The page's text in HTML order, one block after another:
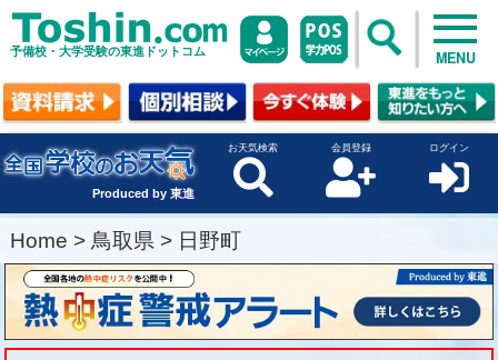
予備校・大学受験の東進ドットコム MENU
Produced by 東進
お天気検索 会員登録 ログイン
Home > 鳥取県 > 日野町